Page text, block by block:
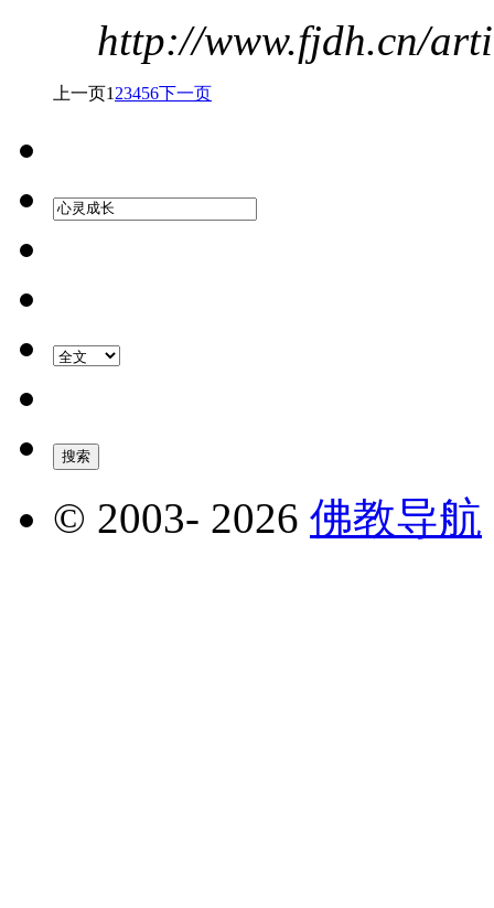
http://www.fjdh.cn/
上一页1 23456下一页
© 2003- 2026 佛教导航